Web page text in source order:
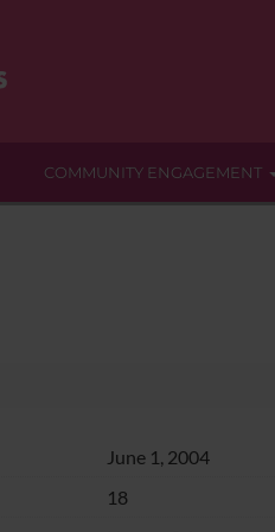
COMMUNITY ENGAGEMENT
June 1, 2004
18